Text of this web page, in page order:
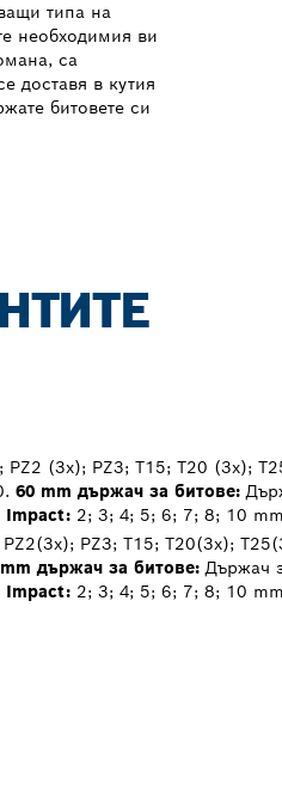
типа на
необходимия ви
са
доставя в кутия
битовете си
PZ2 (3x); PZ3; T15; T20 (3x);
60 mm държач за битове:
Impact: 2; 3; 4; 5; 6; 7; 8; 10
PZ2(3x); PZ3; T15; T20(3x);
държач за битове: Държач
Impact: 2; 3; 4; 5; 6; 7; 8; 10